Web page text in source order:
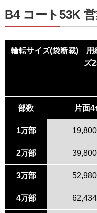
B4 コート53K
輪転サイズ(袋断裁) 用
ズ
部数 片面4
1万部 19,800
2万部 39,800
3万部 52,980
4万部 62,434